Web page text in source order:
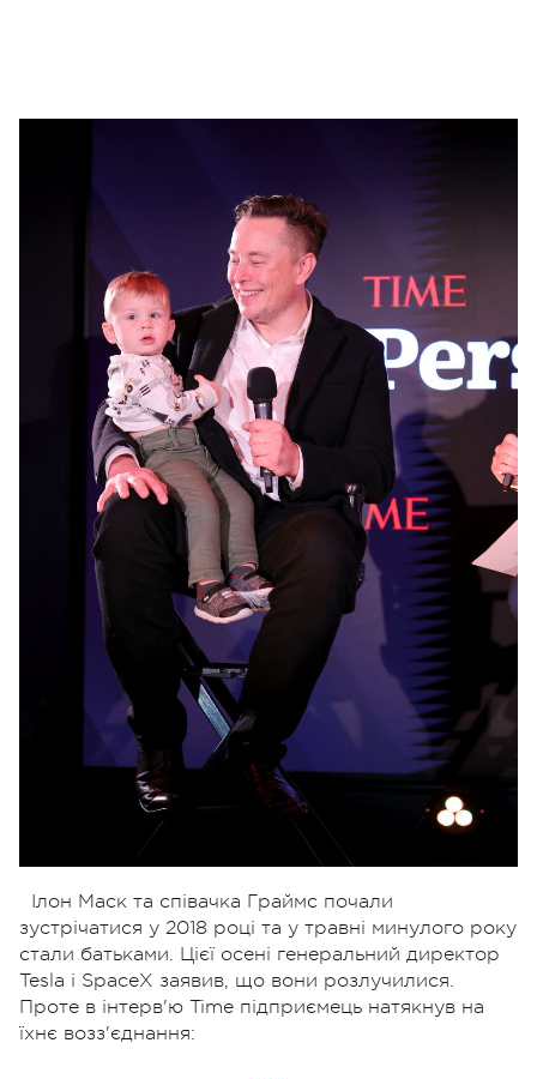
Ілон Маск та співачка Граймс почали
зустрічатися у 2018 році та у травні минулого року
стали батьками. Цієї осені генеральний директор
Tesla і SpaceX заявив, що вони розлучилися.
Проте в інтерв'ю Time підприємець натякнув на
їхнє возз'єднання: